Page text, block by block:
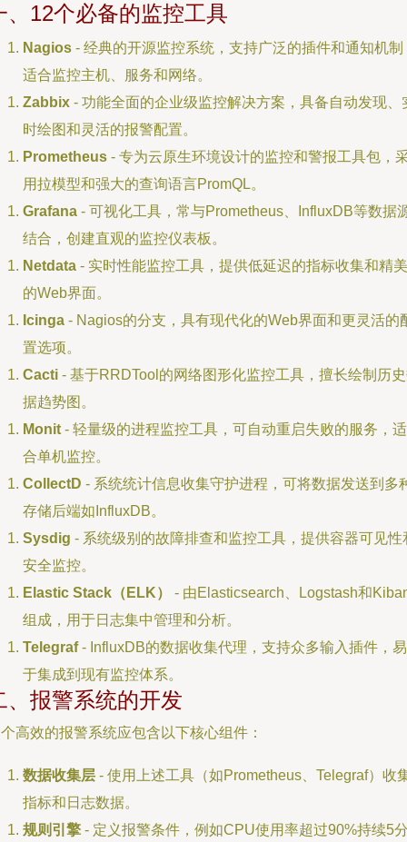
、12个必备的监控工具
Nagios - 经典的开源监控系统，支持广泛的插件和通知机制
适合监控主机、服务和网络。
Zabbix - 功能全面的企业级监控解决方案，具备自动发现、
时绘图和灵活的报警配置。
Prometheus - 专为云原生环境设计的监控和警报工具包，
用拉模型和强大的查询语言PromQL。
Grafana - 可视化工具，常与Prometheus、InfluxDB等数据
结合，创建直观的监控仪表板。
Netdata - 实时性能监控工具，提供低延迟的指标收集和精美
的Web界面。
Icinga - Nagios的分支，具有现代化的Web界面和更灵活的
置选项。
Cacti - 基于RRDTool的网络图形化监控工具，擅长绘制历
据趋势图。
Monit - 轻量级的进程监控工具，可自动重启失败的服务，适
合单机监控。
CollectD - 系统统计信息收集守护进程，可将数据发送到多
存储后端如InfluxDB。
Sysdig - 系统级别的故障排查和监控工具，提供容器可见性
安全监控。
Elastic Stack（ELK）
- 由Elasticsearch、Logstash和
组成，用于日志集中管理和分析。
Telegraf- InfluxDB的数据收集代理，支持众多输入插件，易
于集成到现有监控体系。
、报警系统的开发
高效的报警系统应包含以下核心组件：
数据收集层 - 使用上述工具（如Prometheus、Telegraf）收
指标和日志数据。
规则引擎 - 定义报警条件，例如CPU使用率超过90%持续5